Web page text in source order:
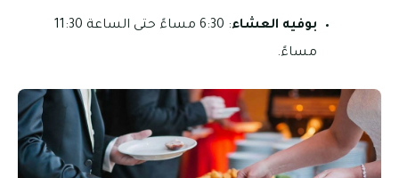
بوفيه العشاء
: 6:30 مساءً حتى الساعة 11:30
مساءً.